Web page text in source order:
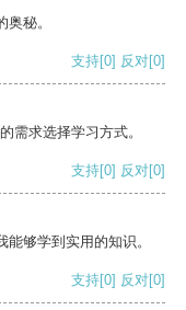
秘。
支持[0] 反对[0]
需求选择学习方式。
支持[0] 反对[0]
够学到实用的知识。
支持[0] 反对[0]